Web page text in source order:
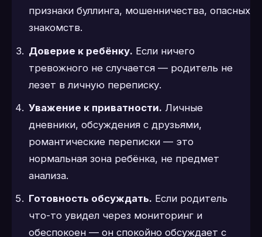
признаки буллинга, мошенничества, опасных
знакомств.
Доверие к ребёнку. Если ничего
тревожного не случается — родитель не
лезет в личную переписку.
Уважение к приватности. Личные
дневники, обсуждения с друзьями,
романтические переписки — это
нормальная зона ребёнка, не предмет
анализа.
Готовность обсуждать. Если родитель
что-то увидел через мониторинг и
обеспокоен — он спокойно обсуждает с